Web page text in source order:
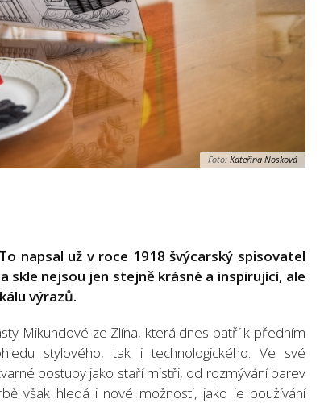
Foto: Kateřina Nosková
napsal už v roce 1918 švýcarský spisovatel
skle nejsou jen stejně krásné a inspirující, ale
výrazů.
Mikundové ze Zlína, která dnes patří k předním
stylového, tak i technologického. Ve své
postupy jako staří mistři, od rozmývání barev
však hledá i nové možnosti, jako je používání